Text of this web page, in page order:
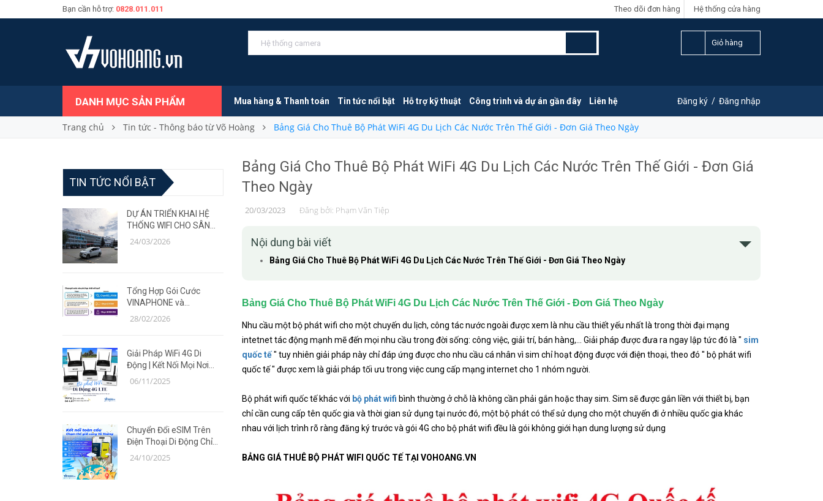
Bạn cần hỗ trợ: 0828.011.011 Hệ thống cửa hàng
Theo dõi đơn hàng
Giỏ hàng
DANH MỤC SẢN PHẨM Mua hàng & Thanh toán Tin tức nổi bật Hỗ trợ kỹ thuật Công trình và dự án gần đây Liên hệ Đăng ký / Đăng nhập
Trang chủ Tin tức - Thông báo từ Võ Hoàng Bảng Giá Cho Thuê Bộ Phát WiFi 4G Du Lịch Các Nước Trên Thế Giới - Đơn Giá Theo Ngày
Bảng Giá Cho Thuê Bộ Phát WiFi 4G Du Lịch Các Nước Trên Thế Giới - Đơn Giá
Theo Ngày
20/03/2023 Đăng bởi: Phạm Văn Tiệp
Nội dung bài viết
Bảng Giá Cho Thuê Bộ Phát WiFi 4G Du Lịch Các Nước Trên Thế Giới - Đơn Giá Theo Ngày
Bảng Giá Cho Thuê Bộ Phát WiFi 4G Du Lịch Các Nước Trên Thế Giới - Đơn Giá Theo Ngày
Nhu cầu một bộ phát wifi cho một chuyến du lịch, công tác nước ngoài được xem là nhu cầu thiết yếu nhất là trong thời đại mạng
intetnet tác động mạnh mẽ đến mọi nhu cầu trong đời sống: công việc, giải trí, bán hàng,... Giải pháp được đưa ra ngay lập tức đó là " sim
quốc tế" tuy nhiên giải pháp này chỉ đáp ứng được cho nhu cầu cá nhân vì sim chỉ hoạt động được với điện thoại, theo đó " bộ phát wifi
quốc tế " được xem là giải pháp tối ưu trong việc cung cấp mạng internet cho 1 nhóm người.
Bộ phát wifi quốc tế khác với bộ phát wifi bình thường ở chỗ là không cần phải gắn hoặc thay sim. Sim sẽ được gắn liền với thiết bị, bạn
chỉ cần cung cấp tên quốc gia và thời gian sử dụng tại nước đó, một bộ phát có thể sử dụng cho một chuyến đi ở nhiều quốc gia khác
nhau với lịch trình rõ ràng đăng ký trước và gói 4G cho bộ phát wifi đều là gói không giới hạn dung lượng sử dụng
BẢNG GIÁ THUÊ BỘ PHÁT WIFI QUỐC TẾ TẠI VOHOANG.VN
TIN TỨC NỔI BẬT
DỰ ÁN TRIỂN KHAI HỆ
THỐNG WIFI CHO SÂN
BAY – GIẢI PHÁP MẠNG
24/03/2026
Tổng Hợp Gói Cước
VINAPHONE và
MOBIFONE Giá Ưu Đãi
28/02/2026
Giải Pháp WiFi 4G Di
Động | Kết Nối Mọi Nơi
Cùng Router TP-Link MR
06/11/2025
Chuyển Đổi eSIM Trên
Điện Thoại Di Động Chỉ
Trong 5 Phút | Giải Pháp
24/10/2025